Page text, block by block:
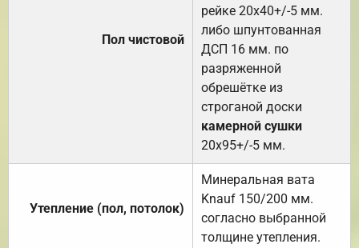
Пол чистовой
рейке 20х40+/-5 мм.
либо шпунтованная
ДСП 16 мм. по
разряженной
обрешётке из
строганой доски
камерной сушки
20х95+/-5 мм.
Утепление (пол, потолок)
Минеральная вата
Knauf 150/200 мм.
согласно выбранной
толщине утепления.